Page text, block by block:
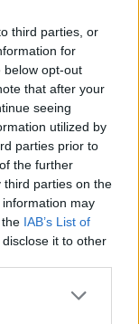
third parties, or
for
below opt-out
that after your
seeing
utilized by
parties prior to
the further
third parties on the
information may
IAB’s List of
it to other
jo persivilioti
Žiūrėkite